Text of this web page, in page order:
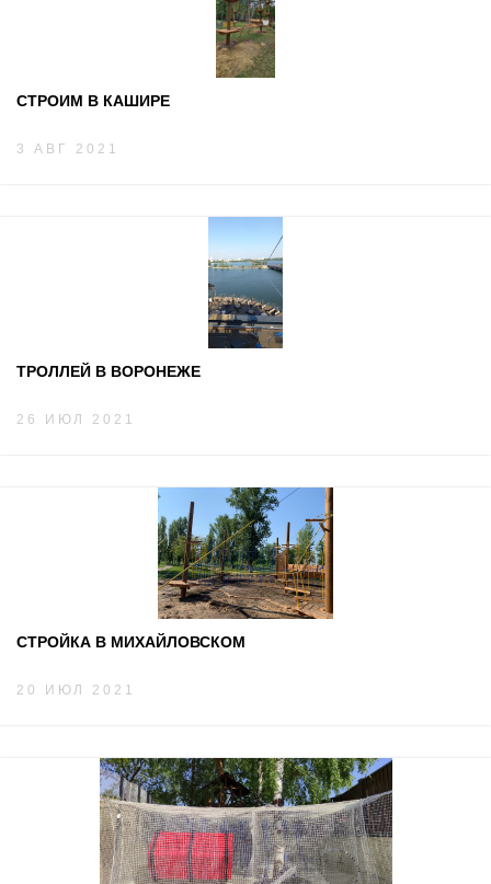
СТРОИМ В КАШИРЕ
3 АВГ 2021
ТРОЛЛЕЙ В ВОРОНЕЖЕ
26 ИЮЛ 2021
СТРОЙКА В МИХАЙЛОВСКОМ
20 ИЮЛ 2021